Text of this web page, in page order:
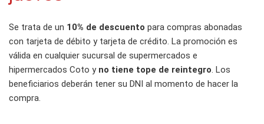
Se trata de un 10% de descuento para compras abonadas
con tarjeta de débito y tarjeta de crédito. La promoción es
válida en cualquier sucursal de supermercados e
hipermercados Coto y no tiene tope de reintegro. Los
beneficiarios deberán tener su DNI al momento de hacer la
compra.